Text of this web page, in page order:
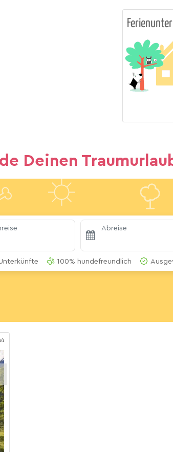
Deinen
Abreise
100% hundefreundlich